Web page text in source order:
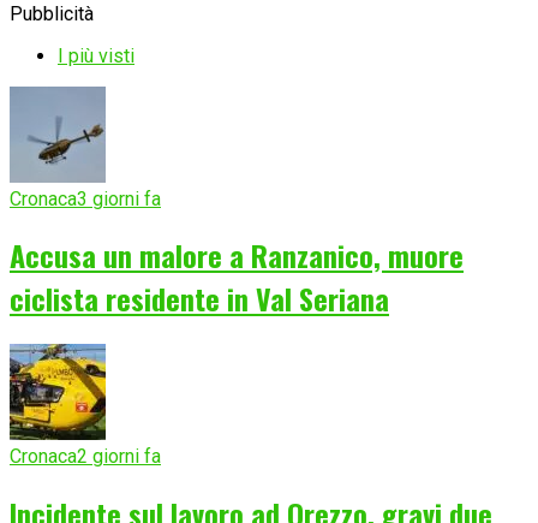
Pubblicità
I più visti
Cronaca3 giorni fa
Accusa un malore a Ranzanico, muore
ciclista residente in Val Seriana
Cronaca2 giorni fa
Incidente sul lavoro ad Orezzo, gravi due